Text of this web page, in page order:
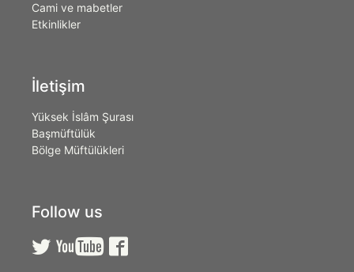
Cami ve mabetler
Etkinlikler
İletişim
Yüksek İslâm Şurası
Başmüftülük
Bölge Müftülükleri
Follow us
  